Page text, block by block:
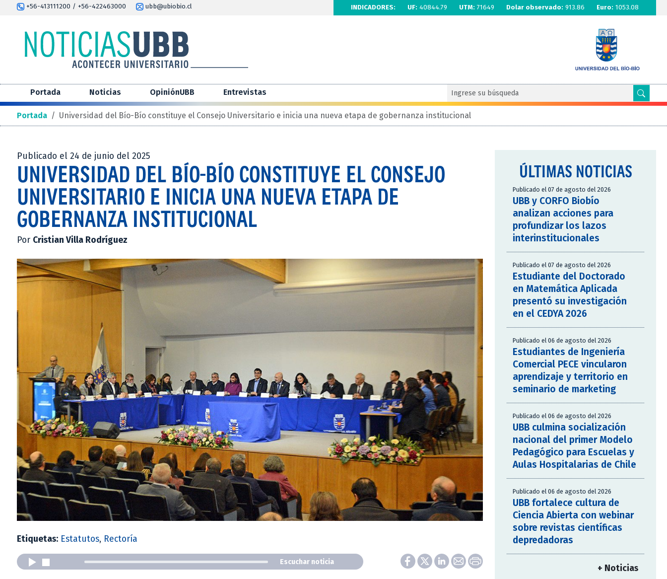
+56-413111200 / +56-422463000 ubb@ubiobio.cl INDICADORES: UF: 40844.79 UTM: 71649 Dolar observado: 913.86 Euro: 1053.08
Portada Noticias OpiniónUBB Entrevistas
Portada / Universidad del Bío-Bío constituye el Consejo Universitario e inicia una nueva etapa de gobernanza institucional
Publicado el 24 de junio del 2025
UNIVERSIDAD DEL BÍO-BÍO CONSTITUYE EL CONSEJO
UNIVERSITARIO E INICIA UNA NUEVA ETAPA DE
GOBERNANZA INSTITUCIONAL
Por Cristian Villa Rodríguez
Etiquetas: Estatutos, Rectoría
Escuchar noticia
ÚLTIMAS NOTICIAS
Publicado el 07 de agosto del 2026
UBB y CORFO Biobío
analizan acciones para
profundizar los lazos
interinstitucionales
Publicado el 07 de agosto del 2026
Estudiante del Doctorado
en Matemática Aplicada
presentó su investigación
en el CEDYA 2026
Publicado el 06 de agosto del 2026
Estudiantes de Ingeniería
Comercial PECE vincularon
aprendizaje y territorio en
seminario de marketing
Publicado el 06 de agosto del 2026
UBB culmina socialización
nacional del primer Modelo
Pedagógico para Escuelas y
Aulas Hospitalarias de Chile
Publicado el 06 de agosto del 2026
UBB fortalece cultura de
Ciencia Abierta con webinar
sobre revistas científicas
depredadoras
+ Noticias